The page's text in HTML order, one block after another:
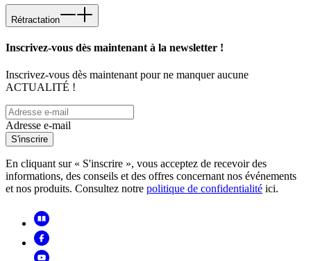
Rétractation
Inscrivez-vous dès maintenant à la newsletter !
Inscrivez-vous dès maintenant pour ne manquer aucune
ACTUALITÉ !
Adresse e-mail
S'inscrire
En cliquant sur « S'inscrire », vous acceptez de recevoir des
informations, des conseils et des offres concernant nos événements
et nos produits. Consultez notre politique de confidentialité ici.